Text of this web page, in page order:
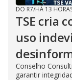
DO R7/HÁ 13
TSE cria
uso
Conselho
garantir